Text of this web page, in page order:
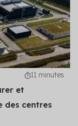
11 minutes
et
des centres